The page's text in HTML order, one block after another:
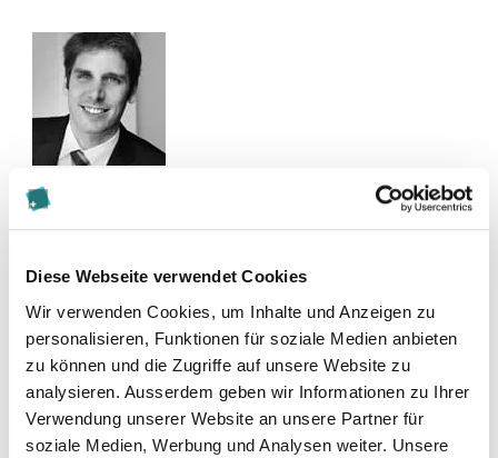
Diese Webseite verwendet Cookies
Wir verwenden Cookies, um Inhalte und Anzeigen zu
personalisieren, Funktionen für soziale Medien anbieten
zu können und die Zugriffe auf unsere Website zu
analysieren. Ausserdem geben wir Informationen zu Ihrer
Verwendung unserer Website an unsere Partner für
soziale Medien, Werbung und Analysen weiter. Unsere
Kontakt
Zur Merkliste hinzufügen
Themen, die der Person zugeordnet sind: